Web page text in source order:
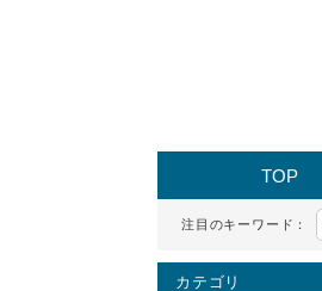
TOP
注目のキーワード：
カテゴリ